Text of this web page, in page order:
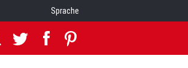
Sprache